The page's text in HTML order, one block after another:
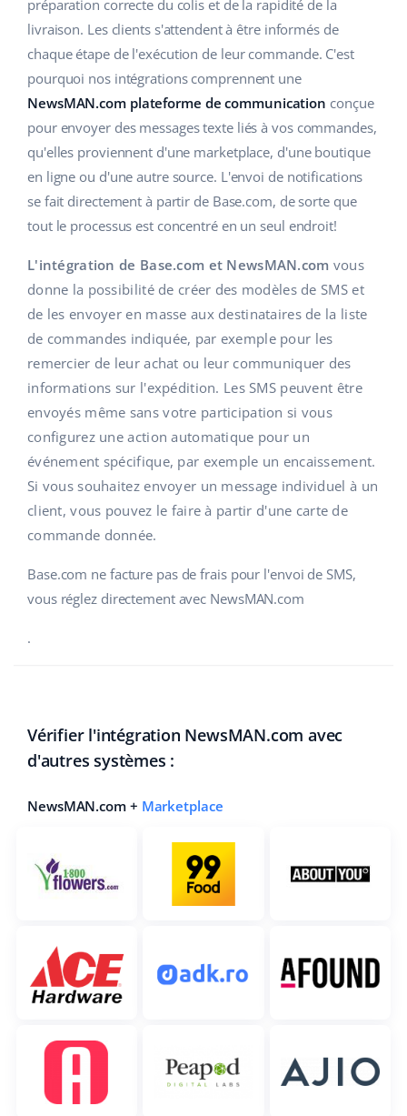
Gestion logistique
Automatisation des flux
Base Connect
L'IA au service du e-commerce
Maison et jardin
Produits pour enfants
Électronique
Pièces automobiles
Supermarché
Santé et beauté
La mode
Aide
Académie
Blog
Services
Audit des comptes
Autres
Calculateur de gains
Collaborations et partenaires
Contact
english (GB)
english (IN)
deutsch
Ελληνικά
español (AR)
español (MX)
Italiano
polski
português (BR)
română
préparation correcte du colis et de la rapidité de la
livraison. Les clients s'attendent à être informés de
chaque étape de l'exécution de leur commande. C'est
pourquoi nos intégrations comprennent une
NewsMAN.com plateforme de communication conçue
pour envoyer des messages texte liés à vos commandes,
qu'elles proviennent d'une marketplace, d'une boutique
en ligne ou d'une autre source. L'envoi de notifications
se fait directement à partir de Base.com, de sorte que
tout le processus est concentré en un seul endroit!
L'intégration de Base.com et NewsMAN.com vous
donne la possibilité de créer des modèles de SMS et
de les envoyer en masse aux destinataires de la liste
de commandes indiquée, par exemple pour les
remercier de leur achat ou leur communiquer des
informations sur l'expédition. Les SMS peuvent être
envoyés même sans votre participation si vous
configurez une action automatique pour un
événement spécifique, par exemple un encaissement.
Si vous souhaitez envoyer un message individuel à un
client, vous pouvez le faire à partir d'une carte de
commande donnée.
Base.com ne facture pas de frais pour l'envoi de SMS,
vous réglez directement avec NewsMAN.com
.
Vérifier l'intégration NewsMAN.com avec
d'autres systèmes :
NewsMAN.com + Marketplace